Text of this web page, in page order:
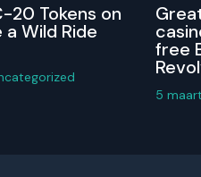
20 Tokens on
a Wild Ride
free
5